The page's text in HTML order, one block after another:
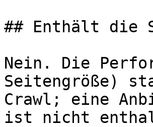
## Enthält die
Nein. Die
Seitengröße)
Crawl; eine
ist nicht